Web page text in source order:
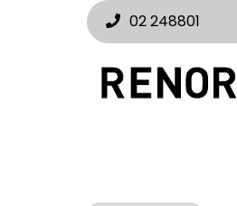
02 248801